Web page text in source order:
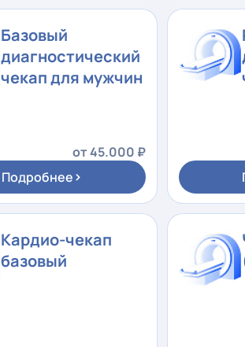
Базовый
диагностический
чекап для мужчин
от 45.000 ₽
Подробнее›
Кардио-чекап
базовый